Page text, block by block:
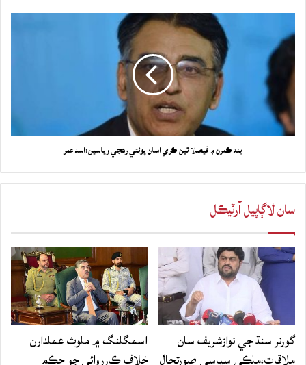
بند ڪمرن ۾ فيصلا ٿيڻ ڪري اسان پوئتي رهجي وياسين:اسد عمر
سان لاڳاپيل آرٽيڪل
گورنر سنڌ جي نوازشريف سان
ملاقات،ملڪي سياسي صورتحال
اسمگلنگ ۾ ملوث عملدارن
خلاف ڪارروائي جو حڪم